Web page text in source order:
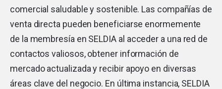
comercial saludable y sostenible. Las compañías de
venta directa pueden beneficiarse enormemente
de la membresía en SELDIA al acceder a una red de
contactos valiosos, obtener información de
mercado actualizada y recibir apoyo en diversas
áreas clave del negocio. En última instancia, SELDIA